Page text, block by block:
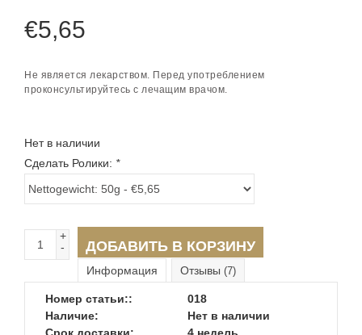
€5,65
Не является лекарством. Перед употреблением
проконсультируйтесь с лечащим врачом.
Нет в наличии
Сделать Ролики: *
+
-
ДОБАВИТЬ В КОРЗИНУ
Информация Отзывы (7)
Номер статьи::
018
Наличие:
Нет в наличии